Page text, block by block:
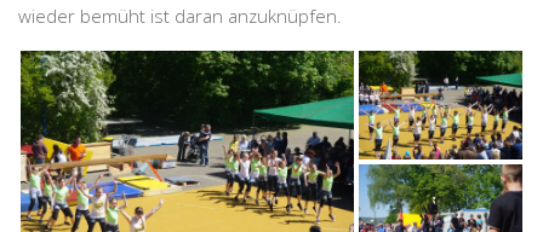
wieder bemüht ist daran anzuknüpfen.